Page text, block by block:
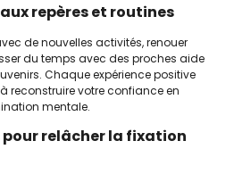
repères et routines
de nouvelles activités, renouer
du temps avec des proches aide
Chaque expérience positive
reconstruire votre confiance en
mentale.
pour relâcher la fixation